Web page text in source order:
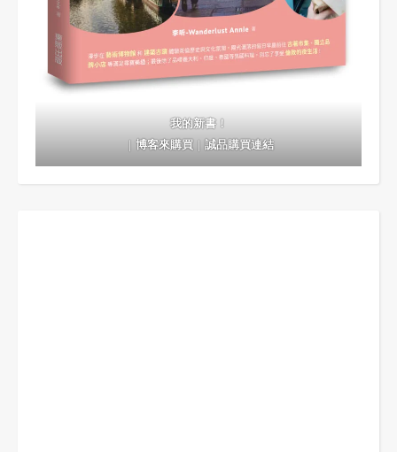
我的新書！
｜博客來購買｜誠品購買連結